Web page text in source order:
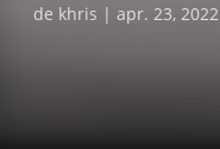
de khris apr. 23, 2022